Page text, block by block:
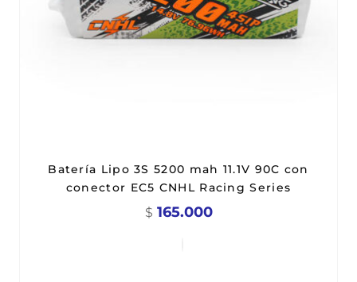
Batería Lipo 3S 5200 mah 11.1V 90C con
conector EC5 CNHL Racing Series
$ 165.000